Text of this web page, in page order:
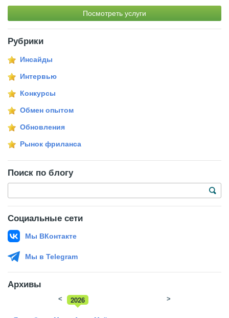
Посмотреть услуги
Рубрики
Инсайды
Интервью
Конкурсы
Обмен опытом
Обновления
Рынок фриланса
Поиск по блогу
Социальные сети
Мы ВКонтакте
Мы в Telegram
Архивы
2026
2025
< >